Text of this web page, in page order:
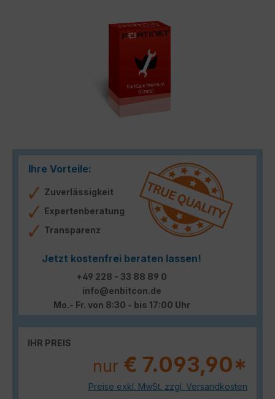
Ihre Vorteile:
Zuverlässigkeit
Expertenberatung
Transparenz
Jetzt kostenfrei beraten lassen!
+49 228 - 33 88 89 0
info@enbitcon.de
Mo.- Fr. von 8:30 - bis 17:00 Uhr
IHR PREIS
nur € 7.093,90*
Preise exkl. MwSt. zzgl. Versandkosten